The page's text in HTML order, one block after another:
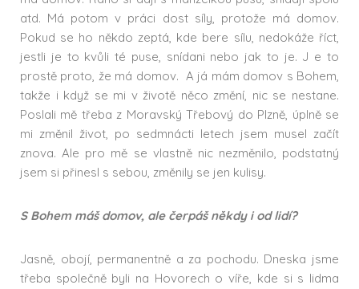
atd. Má potom v práci dost síly, protože má domov.
Pokud se ho někdo zeptá, kde bere sílu, nedokáže říct,
jestli je to kvůli té puse, snídani nebo jak to je. J e to
prostě proto, že má domov. A já mám domov s Bohem,
takže i když se mi v životě něco změní, nic se nestane.
Poslali mě třeba z Moravský Třebový do Plzně, úplně se
mi změnil život, po sedmnácti letech jsem musel začít
znova. Ale pro mě se vlastně nic nezměnilo, podstatný
jsem si přinesl s sebou, změnily se jen kulisy.
S Bohem máš domov, ale čerpáš někdy i od lidí?
Jasně, obojí, permanentně a za pochodu. Dneska jsme
třeba společně byli na Hovorech o víře, kde si s lidma